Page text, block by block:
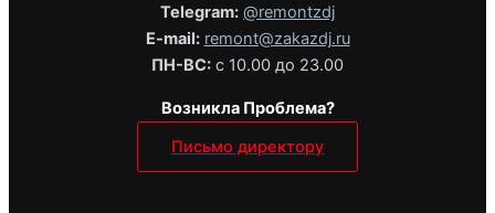
Telegram: @remontzdj‬
E-mail: remont@zakazdj.ru
ПН-ВС: с 10.00 до 23.00
Возникла Проблема?
Письмо директору